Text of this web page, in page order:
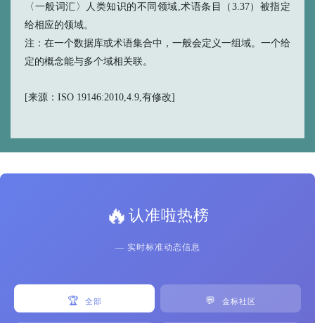
〈一般词汇〉人类知识的不同领域,术语条目（3.37）被指定
给相应的领域。
注：在一个数据库或术语集合中，一般会定义一组域。一个给
定的概念能与多个域相关联。
[来源：ISO 19146:2010,4.9,有修改]
🔥认准啦热榜
— 实时标准动态信息
🏆 全部 💬 金标社区